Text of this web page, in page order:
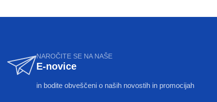
NAROČITE SE NA NAŠE
E-novice
in bodite obveščeni o naših novostih in promocijah